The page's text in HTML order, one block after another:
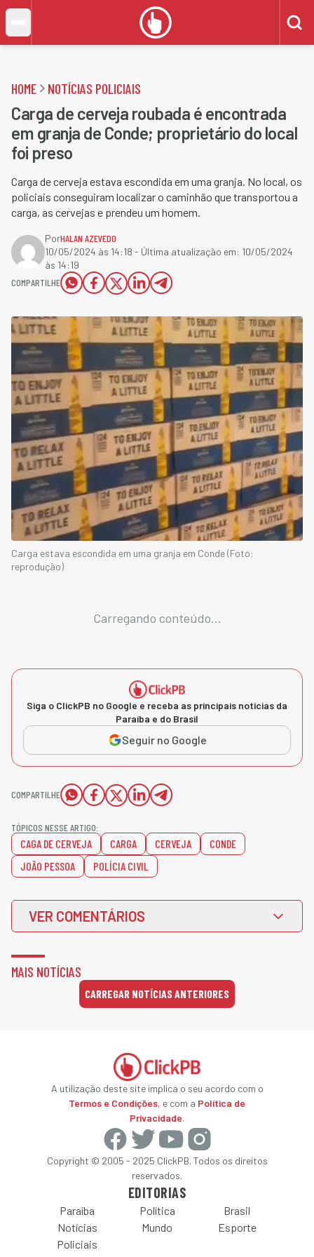
HOME NOTÍCIAS POLICIAIS
Carga de cerveja roubada é encontrada
em granja de Conde; proprietário do local
foi preso
Carga de cerveja estava escondida em uma granja. No local, os
policiais conseguiram localizar o caminhão que transportou a
carga, as cervejas e prendeu um homem.
PorHALAN AZEVEDO
10/05/2024 às 14:18 - Última atualização em: 10/05/2024
às 14:19
COMPARTILHE
Carga estava escondida em uma granja em Conde (Foto:
reprodução)
Carregando conteúdo...
Siga o ClickPB no Google e receba as principais notícias da
Paraíba e do Brasil
Seguir no Google
COMPARTILHE
TÓPICOS NESSE ARTIGO:
CAGA DE CERVEJA CARGA CERVEJA
CONDE
JOÃO PESSOA
POLÍCIA CIVIL
VER COMENTÁRIOS
MAIS NOTÍCIAS
CARREGAR NOTÍCIAS ANTERIORES
A utilização deste site implica o seu acordo com o
Termos e Condições, e com a Política de
Privacidade.
Copyright © 2005 - 2025 ClickPB. Todos os direitos
reservados.
EDITORIAS
Paraíba Política
Brasil
Notícias
Policiais
Mundo Esporte